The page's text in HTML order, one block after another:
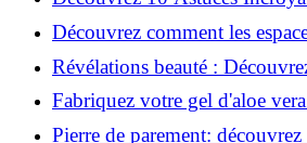
Naturelle avec le Concombre !
Découvrez comment les
incitent à être plus actifs :
Révélations beauté :
insoupçonnés du concombre!
Fabriquez votre gel d'aloe
simple et rapide à la maison!
Pierre de parement: découvrez